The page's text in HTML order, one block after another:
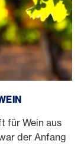
für Wein aus
der Anfang